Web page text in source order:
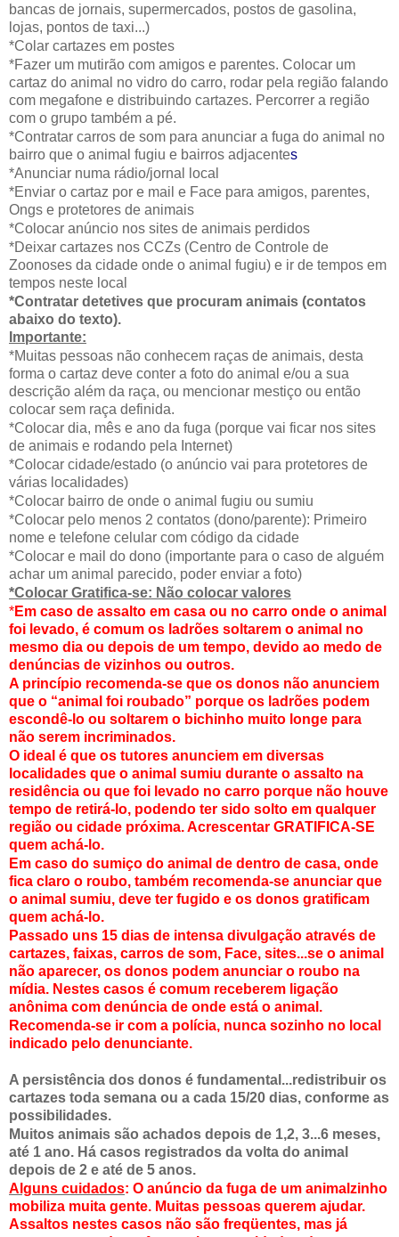
bancas de jornais, supermercados, postos de gasolina,
lojas, pontos de taxi...)
*Colar cartazes em postes
*Fazer um mutirão com amigos e parentes. Colocar um
cartaz do animal no vidro do carro, rodar pela região falando
com megafone e distribuindo cartazes. Percorrer a região
com o grupo também a pé.
*Contratar carros de som para anunciar a fuga do animal no
bairro que o animal fugiu e bairros adjacentes
*Anunciar numa rádio/jornal local
*Enviar o cartaz por e mail e Face para amigos, parentes,
Ongs e protetores de animais
*Colocar anúncio nos sites de animais perdidos
*Deixar cartazes nos CCZs (Centro de Controle de
Zoonoses da cidade onde o animal fugiu) e ir de tempos em
tempos neste local
*Contratar detetives que procuram animais (contatos
abaixo do texto).
Importante:
*Muitas pessoas não conhecem raças de animais, desta
forma o cartaz deve conter a foto do animal e/ou a sua
descrição além da raça, ou mencionar mestiço ou então
colocar sem raça definida.
*Colocar dia, mês e ano da fuga (porque vai ficar nos sites
de animais e rodando pela Internet)
*Colocar cidade/estado (o anúncio vai para protetores de
várias localidades)
*Colocar bairro de onde o animal fugiu ou sumiu
*Colocar pelo menos 2 contatos (dono/parente): Primeiro
nome e telefone celular com código da cidade
*Colocar e mail do dono (importante para o caso de alguém
achar um animal parecido, poder enviar a foto)
*Colocar Gratifica-se: Não colocar valores
*Em caso de assalto em casa ou no carro onde o animal
foi levado, é comum os ladrões soltarem o animal no
mesmo dia ou depois de um tempo, devido ao medo de
denúncias de vizinhos ou outros.
A princípio recomenda-se que os donos não anunciem
que o “animal foi roubado” porque os ladrões podem
escondê-lo ou soltarem o bichinho muito longe para
não serem incriminados.
O ideal é que os tutores anunciem em diversas
localidades que o animal sumiu durante o assalto na
residência ou que foi levado no carro porque não houve
tempo de retirá-lo, podendo ter sido solto em qualquer
região ou cidade próxima. Acrescentar GRATIFICA-SE
quem achá-lo.
Em caso do sumiço do animal de dentro de casa, onde
fica claro o roubo, também recomenda-se anunciar que
o animal sumiu, deve ter fugido e os donos gratificam
quem achá-lo.
Passado uns 15 dias de intensa divulgação através de
cartazes, faixas, carros de som, Face, sites...se o animal
não aparecer, os donos podem anunciar o roubo na
mídia. Nestes casos é comum receberem ligação
anônima com denúncia de onde está o animal.
Recomenda-se ir com a polícia, nunca sozinho no local
indicado pelo denunciante.
A persistência dos donos é fundamental...redistribuir os
cartazes toda semana ou a cada 15/20 dias, conforme as
possibilidades.
Muitos animais são achados depois de 1,2, 3...6 meses,
até 1 ano. Há casos registrados da volta do animal
depois de 2 e até de 5 anos.
Alguns cuidados: O anúncio da fuga de um animalzinho
mobiliza muita gente. Muitas pessoas querem ajudar.
Assaltos nestes casos não são freqüentes, mas já